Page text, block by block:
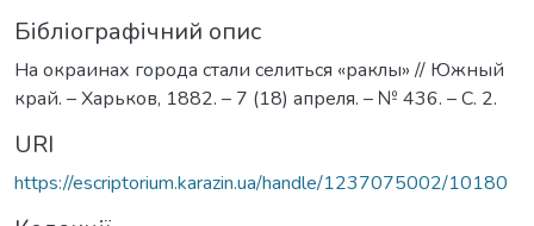
Бібліографічний опис
На окраинах города стали селиться «раклы» // Южный
край. – Харьков, 1882. – 7 (18) апреля. – № 436. – С. 2.
URI
https://escriptorium.karazin.ua/handle/1237075002/10180